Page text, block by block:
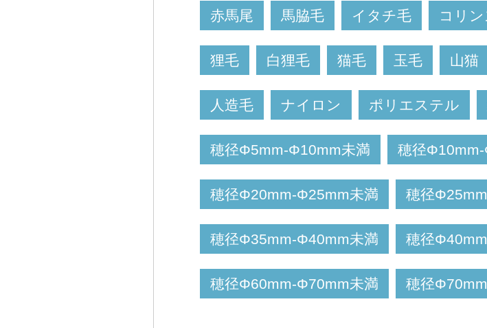
赤馬尾 馬脇毛 イタチ毛 コリ
狸毛 白狸毛 猫毛 玉毛 山猫
人造毛 ナイロン ポリエステル
穂径Φ5mm-Φ10mm未満 穂径
穂径Φ20mm-Φ25mm未満 穂径
穂径Φ35mm-Φ40mm未満 穂径
穂径Φ60mm-Φ70mm未満 穂径